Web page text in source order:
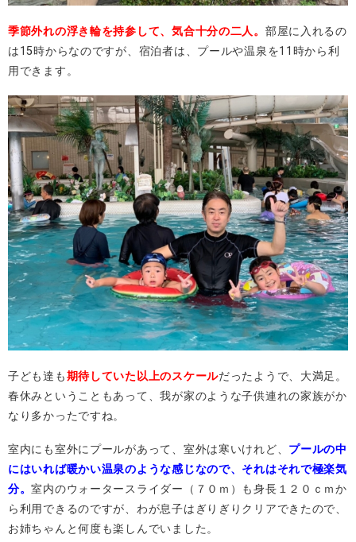
季節外れの浮き輪を持参して、気合十分の二人。 部屋に入れるの
は15時からなのですが、宿泊者は、プールや温泉を11時から利
用できます。
子ども達も期待していた以上のスケールだったようで、大満足。
春休みということもあって、我が家のような子供連れの家族がか
なり多かったですね。
室内にも室外にプールがあって、室外は寒いけれど、 プールの中
にはいれば暖かい温泉のような感じなので、それはそれで極楽気
分。室内のウォータースライダー（７０ｍ）も身長１２０ｃｍか
ら利用できるのですが、わが息子はぎりぎりクリアできたので、
お姉ちゃんと何度も楽しんでいました。